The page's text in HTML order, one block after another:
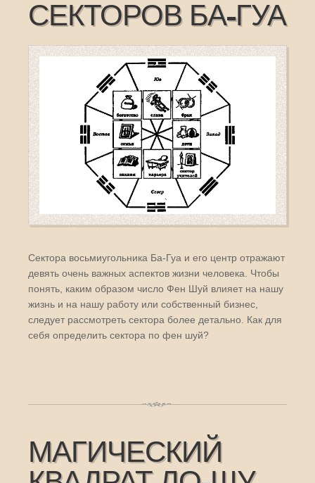
СЕКТОРОВ БА-ГУА
Сектора восьмиугольника Ба-Гуа и его центр отражают
девять очень важных аспектов жизни человека. Чтобы
понять, каким образом число Фен Шуй влияет на нашу
жизнь и на нашу работу или собственный бизнес,
следует рассмотреть сектора более детально. Как для
себя определить сектора по фен шуй?
МАГИЧЕСКИЙ